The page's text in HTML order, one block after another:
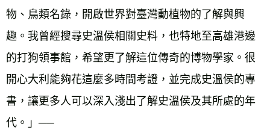
物、鳥類名錄，開啟世界對臺灣動植物的了解與興
趣。我曾經搜尋史溫侯相關史料，也特地至高雄港邊
的打狗領事館，希望更了解這位傳奇的博物學家。很
開心大利能夠花這麼多時間考證，並完成史溫侯的專
書，讓更多人可以深入淺出了解史溫侯及其所處的年
代。」──